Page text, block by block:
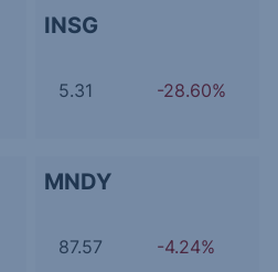
INSG
5.31 -28.60%
MNDY
87.57 -4.24%